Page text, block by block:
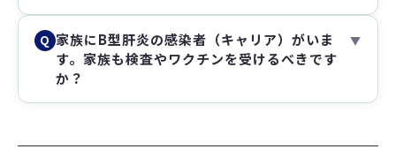
Q 家族にB型肝炎の感染者（キャリア）がいま
す。家族も検査やワクチンを受けるべきです
か？
▼